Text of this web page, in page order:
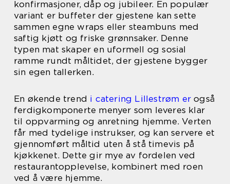
konfirmasjoner, dåp og jubileer. En populær
variant er buffeter der gjestene kan sette
sammen egne wraps eller steambuns med
saftig kjøtt og friske grønnsaker. Denne
typen mat skaper en uformell og sosial
ramme rundt måltidet, der gjestene bygger
sin egen tallerken.
En økende trend i catering Lillestrøm er også
ferdigkomponerte menyer som leveres klar
til oppvarming og anretning hjemme. Verten
får med tydelige instrukser, og kan servere et
gjennomført måltid uten å stå timevis på
kjøkkenet. Dette gir mye av fordelen ved
restaurantopplevelse, kombinert med roen
ved å være hjemme.